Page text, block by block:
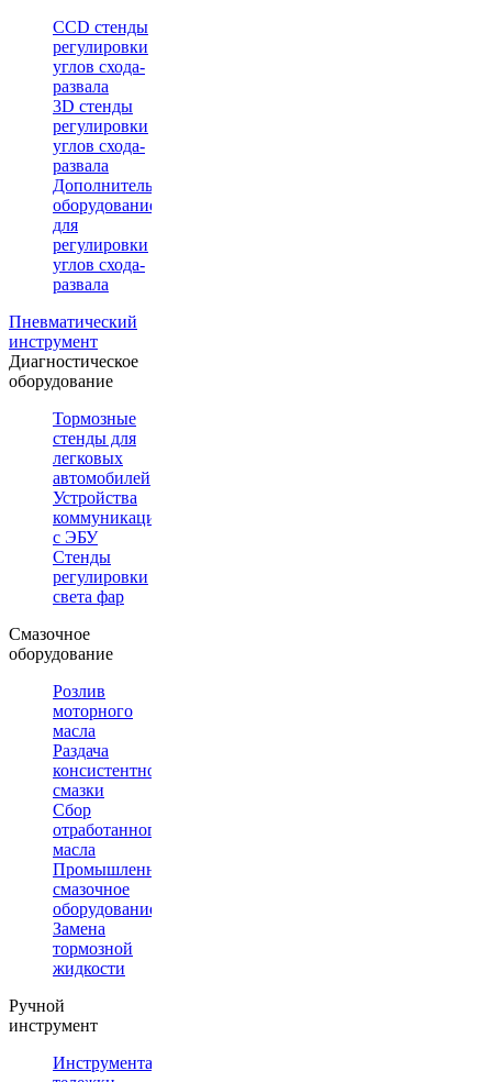
CCD стенды
регулировки
углов схода-
развала
3D стенды
регулировки
углов схода-
развала
Дополнительное
оборудование
для
регулировки
углов схода-
развала
Пневматический
инструмент
Диагностическое
оборудование
Тормозные
стенды для
легковых
автомобилей
Устройства
коммуникации
с ЭБУ
Стенды
регулировки
света фар
Смазочное
оборудование
Розлив
моторного
масла
Раздача
консистентной
смазки
Сбор
отработанного
масла
Промышленное
смазочное
оборудование
Замена
тормозной
жидкости
Ручной
инструмент
Инструментальные